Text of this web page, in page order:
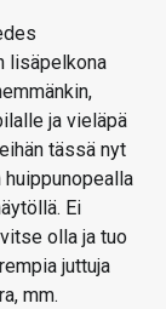
lisäpelkona
ja vieläpä
tässä nyt
Ei
olla ja tuo
juttuja
mm.